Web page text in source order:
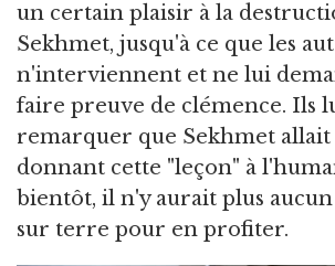
un certain plaisir à la
Sekhmet, jusqu'à ce que les
n'interviennent et ne lui
faire preuve de clémence. Ils
remarquer que Sekhmet
donnant cette "leçon" à
bientôt, il n'y aurait plus
sur terre pour en profiter.